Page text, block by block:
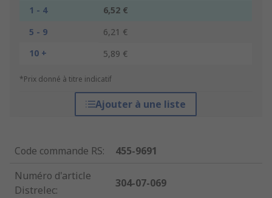
1 - 4
6,52 €
5 - 9
6,21 €
10 +
5,89 €
*Prix donné à titre indicatif
Ajouter à une liste
Code commande RS:
455-9691
Numéro d'article
Distrelec:
304-07-069